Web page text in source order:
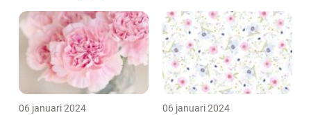
06 januari 2024 06 januari 2024